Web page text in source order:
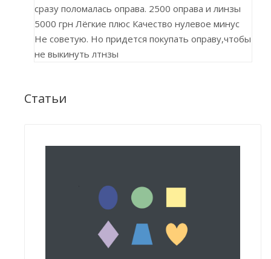
сразу поломалась оправа. 2500 оправа и линзы
5000 грн Лёгкие плюс Качество нулевое минус
Не советую. Но придется покупать оправу,чтобы
не выкинуть лтнзы
Статьи